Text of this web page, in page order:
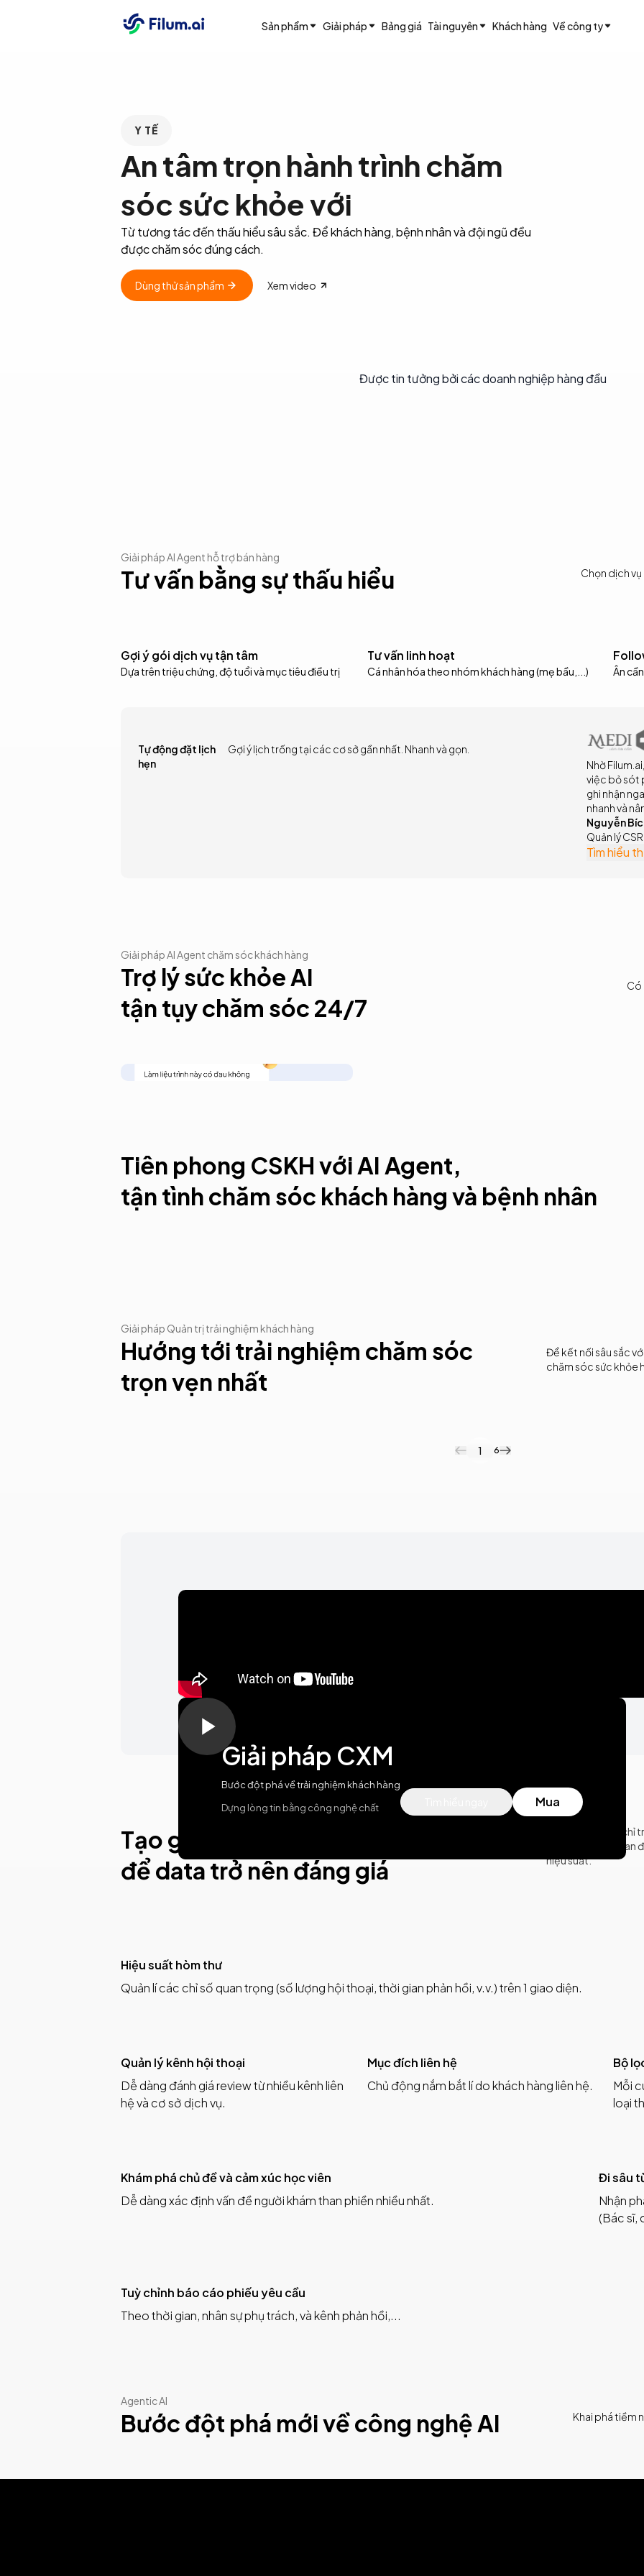
Sản phẩm Giải pháp Bảng giá Tài nguyên Khách hàng Về công ty
Y TẾ
An tâm trọn hành trình chăm
sóc sức khỏe với
Từ tương tác đến thấu hiểu sâu sắc. Để khách hàng, bệnh nhân và đội ngũ đều
được chăm sóc đúng cách.
Dùng thử sản phẩm Xem video
Được tin tưởng bởi các doanh nghiệp hàng đầu
Giải pháp AI Agent hỗ trợ bán hàng
Tư vấn bằng sự thấu hiểu Chọn dịch
Gợi ý gói dịch vụ tận tâm
Dựa trên triệu chứng, độ tuổi và mục tiêu điều trị
Tư vấn linh hoạt
Cá nhân hóa theo nhóm khách hàng (mẹ bầu,...) Ân
Tự động đặt lịch
hẹn
Gợi ý lịch trống tại các cơ sở gần nhất. Nhanh và gọn.
Nhờ
việc bỏ sót
ghi nhận
nhanh và
Nguyễn
Quản lý
Tìm hiểu
Giải pháp AI Agent chăm sóc khách hàng
Trợ lý sức khỏe AI
tận tụy chăm sóc 24/7
Có
Tiên phong CSKH với AI Agent,
tận tình chăm sóc khách hàng và bệnh nhân
Cuộc hội thoại được hỗ trợ với Filum.ai
Giải pháp Quản trị trải nghiệm khách hàng
Hướng tới trải nghiệm chăm sóc
trọn vẹn nhất
Để kết nối sâu sắc
chăm sóc sức khỏe
1 6
Giải pháp CXM
Bước đột phá về trải nghiệm khách hàng
Dựng lòng tin bằng công nghệ chất
Mua
Tạo giá trị từ dữ liệu,
để data trở nên đáng giá
AI làm nhiều hơn
thị dữ liệu trực quan
hiệu suất.
Hiệu suất hòm thư
Quản lí các chỉ số quan trọng (số lượng hội thoại, thời gian phản hồi, v.v.) trên 1 giao diện.
Quản lý kênh hội thoại
Dễ dàng đánh giá review từ nhiều kênh liên
hệ và cơ sở dịch vụ.
Mục đích liên hệ
Chủ động nắm bắt lí do khách hàng liên hệ.
Bộ
Mỗi
loại
Khám phá chủ đề và cảm xúc học viên
Dễ dàng xác định vấn đề người khám than phiền nhiều nhất.
Đi sâu
Nhận
(Bác sĩ,
Tuỳ chỉnh báo cáo phiếu yêu cầu
Theo thời gian, nhân sự phụ trách, và kênh phản hồi,...
Agentic AI
Bước đột phá mới về công nghệ AI Khai phá tiềm